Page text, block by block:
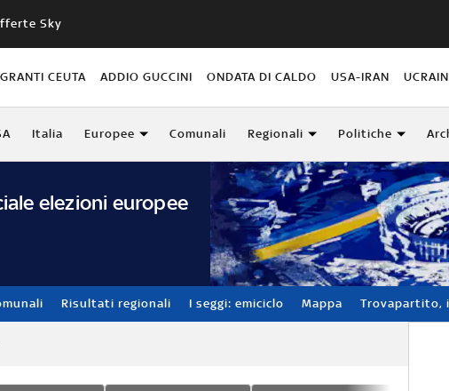
Sky
CEUTA ADDIO GUCCINI ONDATA DI CALDO USA-IRAN
Italia Europee Comunali Regionali Politiche
elezioni europee
Risultati regionali I seggi: emiciclo Mappa Trovapartito,